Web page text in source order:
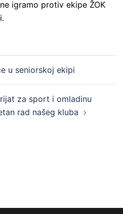
igramo protiv ekipe ŽOK
u seniorskoj ekipi
za sport i omladinu
rad našeg kluba